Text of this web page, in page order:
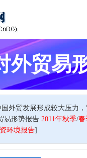
外贸易
外贸发展形成较大压力
易形势报告 2011年秋季/春
环境报告]